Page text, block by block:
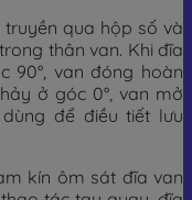
qua hộp số và
thân van. Khi đĩa
90°, van đóng hoàn
ở góc 0°, van mở
để điều tiết lưu
kín ôm sát đĩa van